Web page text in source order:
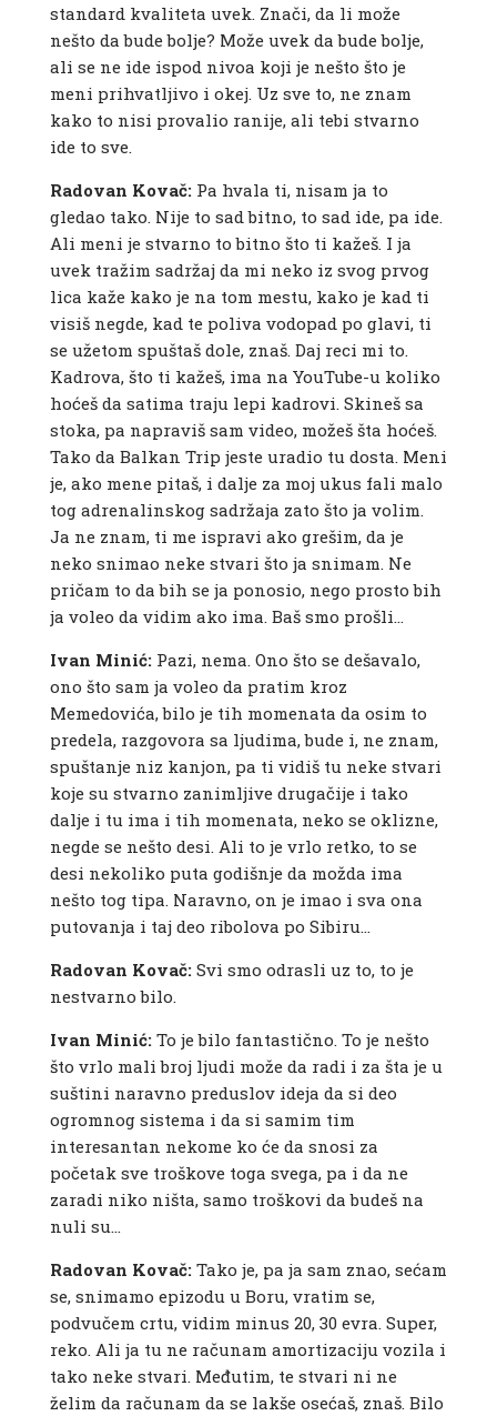
standard kvaliteta uvek. Znači, da li može
nešto da bude bolje? Može uvek da bude bolje,
ali se ne ide ispod nivoa koji je nešto što je
meni prihvatljivo i okej. Uz sve to, ne znam
kako to nisi provalio ranije, ali tebi stvarno
ide to sve.
Radovan Kovač:Pa hvala ti, nisam ja to
gledao tako. Nije to sad bitno, to sad ide, pa ide.
Ali meni je stvarno to bitno što ti kažeš. I ja
uvek tražim sadržaj da mi neko iz svog prvog
lica kaže kako je na tom mestu, kako je kad ti
visiš negde, kad te poliva vodopad po glavi, ti
se užetom spuštaš dole, znaš. Daj reci mi to.
Kadrova, što ti kažeš, ima na YouTube-u koliko
hoćeš da satima traju lepi kadrovi. Skineš sa
stoka, pa napraviš sam video, možeš šta hoćeš.
Tako da Balkan Trip jeste uradio tu dosta. Meni
je, ako mene pitaš, i dalje za moj ukus fali malo
tog adrenalinskog sadržaja zato što ja volim.
Ja ne znam, ti me ispravi ako grešim, da je
neko snimao neke stvari što ja snimam. Ne
pričam to da bih se ja ponosio, nego prosto bih
ja voleo da vidim ako ima. Baš smo prošli…
Ivan Minić:Pazi, nema. Ono što se dešavalo,
ono što sam ja voleo da pratim kroz
Memedovića, bilo je tih momenata da osim to
predela, razgovora sa ljudima, bude i, ne znam,
spuštanje niz kanjon, pa ti vidiš tu neke stvari
koje su stvarno zanimljive drugačije i tako
dalje i tu ima i tih momenata, neko se oklizne,
negde se nešto desi. Ali to je vrlo retko, to se
desi nekoliko puta godišnje da možda ima
nešto tog tipa. Naravno, on je imao i sva ona
putovanja i taj deo ribolova po Sibiru…
Radovan Kovač:Svi smo odrasli uz to, to je
nestvarno bilo.
Ivan Minić:To je bilo fantastično. To je nešto
što vrlo mali broj ljudi može da radi i za šta je u
suštini naravno preduslov ideja da si deo
ogromnog sistema i da si samim tim
interesantan nekome ko će da snosi za
početak sve troškove toga svega, pa i da ne
zaradi niko ništa, samo troškovi da budeš na
nuli su…
Radovan Kovač:Tako je, pa ja sam znao, sećam
se, snimamo epizodu u Boru, vratim se,
podvučem crtu, vidim minus 20, 30 evra. Super,
reko. Ali ja tu ne računam amortizaciju vozila i
tako neke stvari. Međutim, te stvari ni ne
želim da računam da se lakše osećaš, znaš. Bilo